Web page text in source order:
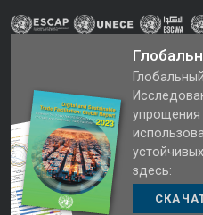
упрощения
здесь: